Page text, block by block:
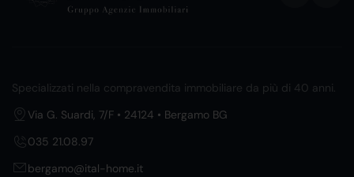
Specializzati nella compravendita immobiliare da più di 40 anni.
Via G. Suardi, 7/F • 24124 • Bergamo BG
035 21.08.97
bergamo@ital-home.it